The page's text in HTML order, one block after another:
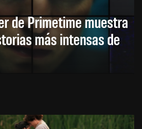
de Primetime muestra
más intensas de